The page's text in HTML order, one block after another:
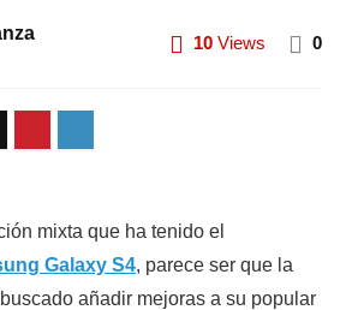
10 Views 0
mixta que ha tenido el
Galaxy S4, parece ser que la
añadir mejoras a su popular